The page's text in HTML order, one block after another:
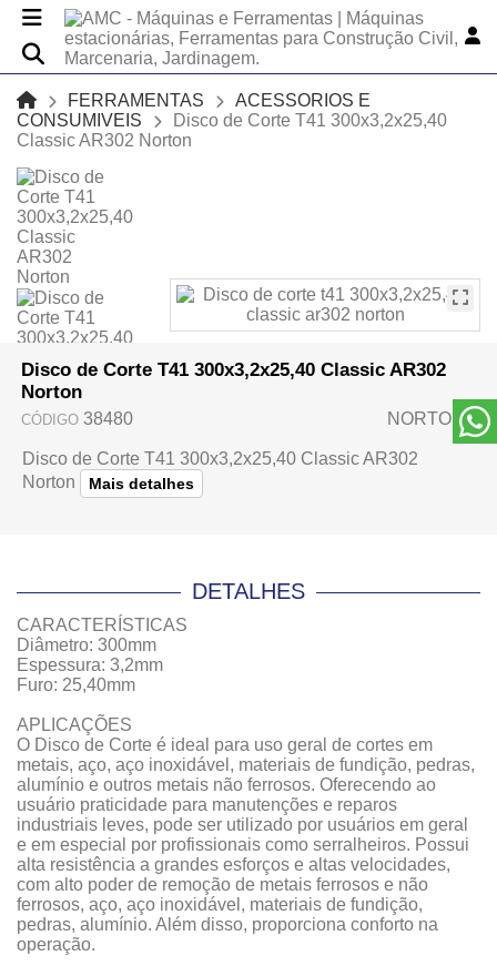
FERRAMENTAS
ACESSORIOS E
CONSUMIVEIS
Disco de Corte T41 300x3,2x25,40
Classic AR302 Norton
Disco de Corte T41 300x3,2x25,40 Classic AR302
Norton
CÓDIGO 38480 NORTON
Disco de Corte T41 300x3,2x25,40 Classic AR302
Norton
Mais detalhes
DETALHES
CARACTERÍSTICAS
Diâmetro: 300mm
Espessura: 3,2mm
Furo: 25,40mm
APLICAÇÕES
O Disco de Corte é ideal para uso geral de cortes em
metais, aço, aço inoxidável, materiais de fundição, pedras,
alumínio e outros metais não ferrosos. Oferecendo ao
usuário praticidade para manutenções e reparos
industriais leves, pode ser utilizado por usuários em geral
e em especial por profissionais como serralheiros. Possui
alta resistência a grandes esforços e altas velocidades,
com alto poder de remoção de metais ferrosos e não
ferrosos, aço, aço inoxidável, materiais de fundição,
pedras, alumínio. Além disso, proporciona conforto na
operação.